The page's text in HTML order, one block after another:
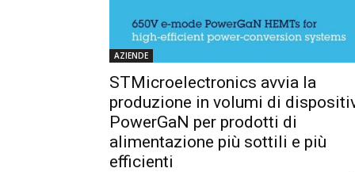
AZIENDE
STMicroelectronics avvia la
produzione in volumi di
PowerGaN per prodotti di
alimentazione più sottili e più
efficienti